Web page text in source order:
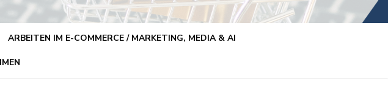
ARBEITEN IM E-COMMERCE / MARKETING, MEDIA & AI